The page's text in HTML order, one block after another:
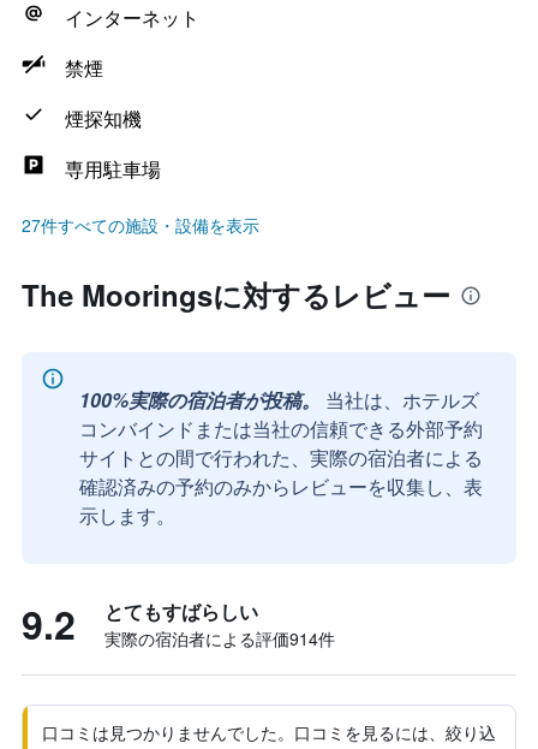
インターネット
禁煙
煙探知機
専用駐車場
27件すべての施設・設備を表示
The Mooringsに対するレビュー
100%実際の宿泊者が投稿。
当社は、ホテルズ
コンバインドまたは当社の信頼できる外部予約
サイトとの間で行われた、実際の宿泊者による
確認済みの予約のみからレビューを収集し、表
示します。
9.2 とてもすばらしい
実際の宿泊者による評価914​件
口コミは見つかりませんでした。口コミを見るには、絞り込